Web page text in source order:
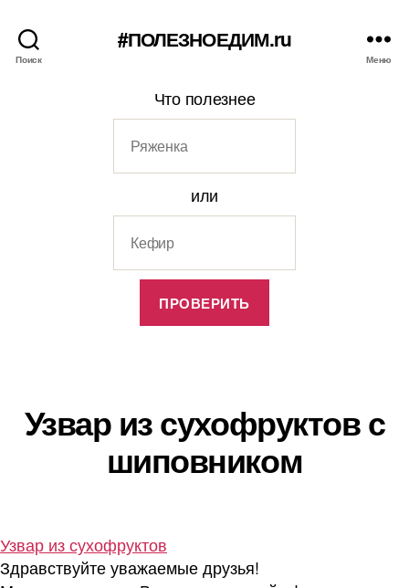
Поиск
#ПОЛЕЗНОЕДИМ.ru
Меню
Что полезнее
или
Узвар из сухофруктов с
шиповником
Узвар из сухофруктов
Здравствуйте уважаемые друзья!